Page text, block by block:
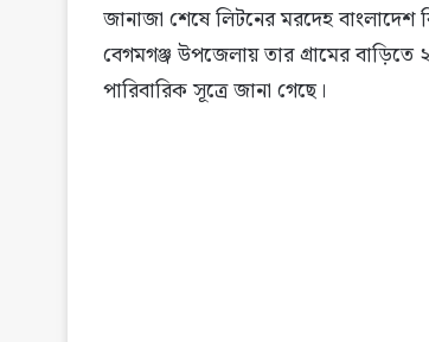
জানাজা শেষে লিটনের মরদেহ বাংলাদেশ
বেগমগঞ্জ উপজেলায় তার গ্রামের
পারিবারিক সূত্রে জানা গেছে।